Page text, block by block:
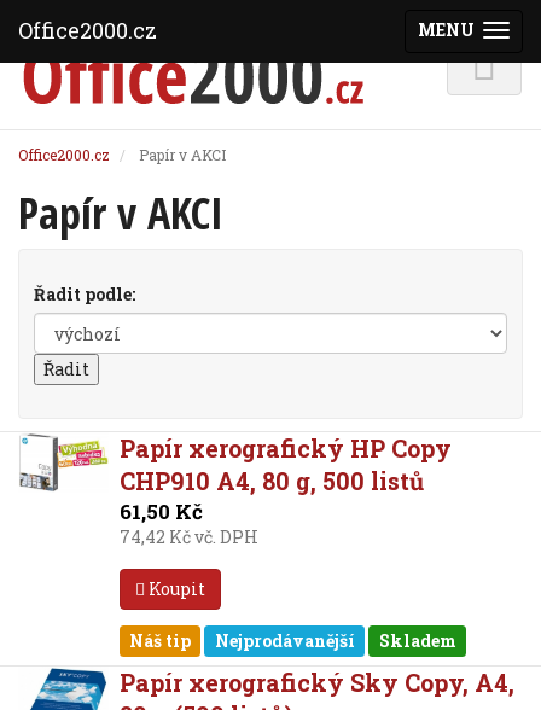
Office2000.cz Papír v AKCI
Papír v AKCI
Řadit podle:
Papír xerografický HP Copy
CHP910 A4, 80 g, 500 listů
61,50 Kč
74,42 Kč vč. DPH
Koupit
Náš tip Nejprodávanější Skladem
Papír xerografický Sky Copy, A4,
MENU
Office2000.cz